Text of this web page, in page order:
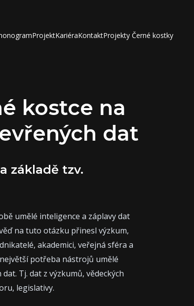
ProjektKariéraKontaktProjekty Černé kostky
kostce na
dat
základě tzv.
umělé inteligence a záplavy dat
na tuto otázku přinesl výzkum,
akademici, veřejná sféra a
potřeba nástrojů umělé
Tj. dat z výzkumů, vědeckých
legislativy.